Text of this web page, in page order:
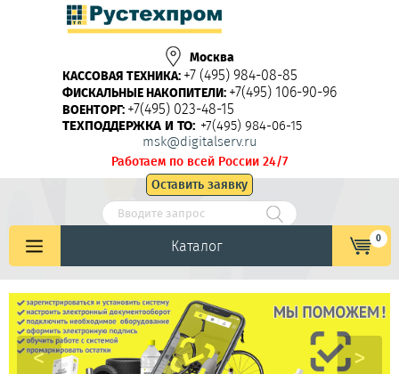
Москва
КАССОВАЯ ТЕХНИКА: +7 (495) 984-08-85
ФИСКАЛЬНЫЕ НАКОПИТЕЛИ: +7(495) 106-90-96
ВОЕНТОРГ: +7(495) 023-48-15
ТЕХПОДДЕРЖКА И ТО: +7(495) 984-06-15
msk@digitalserv.ru
Работаем по всей России 24/7
Оставить заявку
Каталог 0
< >